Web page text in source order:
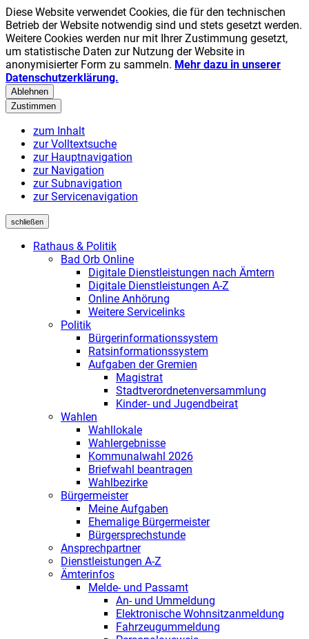
Diese Website verwendet Cookies, die für den technischen
Betrieb der Website notwendig sind und stets gesetzt werden.
Weitere Cookies werden nur mit Ihrer Zustimmung gesetzt,
um statistische Daten zur Nutzung der Website in
anonymisierter Form zu sammeln. Mehr dazu in unserer
Datenschutzerklärung.
Ablehnen
Zustimmen
zum Inhalt
zur Volltextsuche
zur Hauptnavigation
zur Navigation
zur Subnavigation
zur Servicenavigation
schließen
Rathaus & Politik
Bad Orb Online
Digitale Dienstleistungen nach Ämtern
Digitale Dienstleistungen A-Z
Online Anhörung
Weitere Servicelinks
Politik
Bürgerinformationssystem
Ratsinformationssystem
Aufgaben der Gremien
Magistrat
Stadtverordnetenversammlung
Kinder- und Jugendbeirat
Wahlen
Wahllokale
Wahlergebnisse
Kommunalwahl 2026
Briefwahl beantragen
Wahlbezirke
Bürgermeister
Meine Aufgaben
Ehemalige Bürgermeister
Bürgersprechstunde
Ansprechpartner
Dienstleistungen A-Z
Ämterinfos
Melde- und Passamt
An- und Ummeldung
Elektronische Wohnsitzanmeldung
Fahrzeugummeldung